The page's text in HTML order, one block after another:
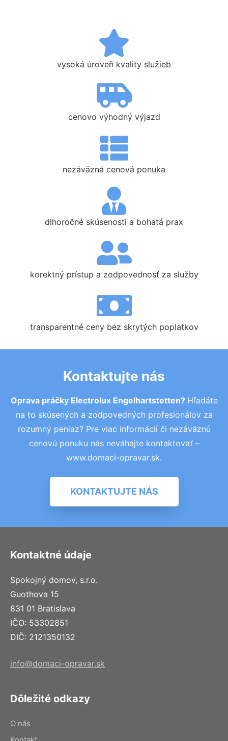
vysoká úroveň kvality služieb
cenovo výhodný výjazd
nezáväzná cenová ponuka
dlhoročné skúsenosti a bohatá prax
korektný prístup a zodpovednosť za služby
transparentné ceny bez skrytých poplatkov
Kontaktujte nás
Oprava práčky Electrolux Engelhartstetten? Hľadáte
na to skúsených a zodpovedných profesionálov za
rozumný peniaz? Pre viac informácií či nezáväznú
cenovú ponuku nás neváhajte kontaktovať –
www.domaci-opravar.sk.
KONTAKTUJTE NÁS
Kontaktné údaje
Spokojný domov, s.r.o.
Guothova 15
831 01 Bratislava
IČO: 53302851
DIČ: 2121350132
info@domaci-opravar.sk
Dôležité odkazy
O nás